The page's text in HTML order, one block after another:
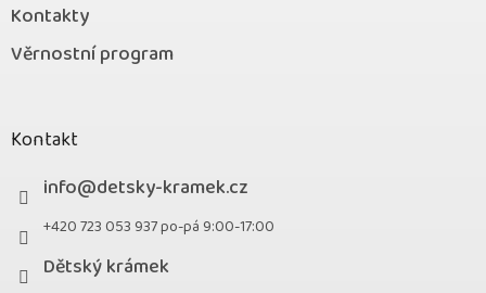
Kontakty
Věrnostní program
Kontakt
info@detsky-kramek.cz
+420 723 053 937 po-pá 9:00-17:00
Dětský krámek